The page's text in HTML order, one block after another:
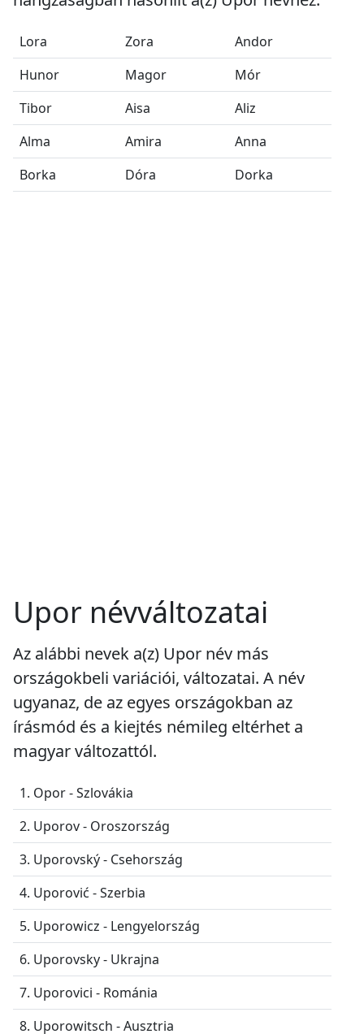
Lora Zora
Andor
Hunor
Magor
Mór
Tibor
Aisa
Aliz
Alma
Amira
Anna
Borka
Dóra Dorka
Upor névváltozatai
Az alábbi nevek a(z) Upor név más
országokbeli variációi, változatai. A név
ugyanaz, de az egyes országokban az
írásmód és a kiejtés némileg eltérhet a
magyar változattól.
1. Opor - Szlovákia
2. Uporov - Oroszország
3. Uporovský - Csehország
4. Uporović - Szerbia
5. Uporowicz - Lengyelország
6. Uporovsky - Ukrajna
7. Uporovici - Románia
8. Uporowitsch - Ausztria